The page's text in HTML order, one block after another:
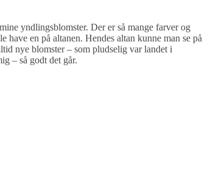
yndlingsblomster. Der er så mange farver og
en på altanen. Hendes altan kunne man se på
nye blomster – som pludselig var landet i
– så godt det går.